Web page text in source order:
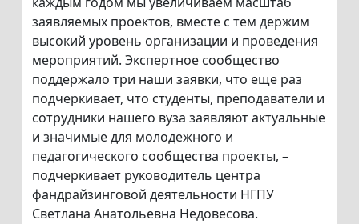
заявляемых проектов, вместе с тем держим
высокий уровень организации и проведения
мероприятий. Экспертное сообщество
поддержало три наши заявки, что еще раз
подчеркивает, что студенты, преподаватели и
сотрудники нашего вуза заявляют актуальные
и значимые для молодежного и
педагогического сообщества проекты, –
подчеркивает руководитель центра
фандрайзинговой деятельности НГПУ
Светлана Анатольевна Недовесова.